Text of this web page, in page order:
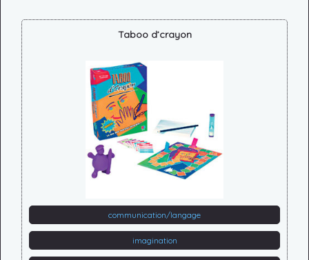
PARTENAIRES
PRESSE
CONTACT
CONNEXION
Taboo d’crayon
communication/langage
imagination